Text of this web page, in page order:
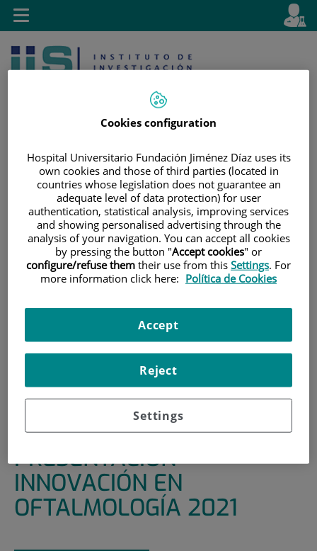
Saltar al contenido
contenido
activo
es
Buscar
Toggle
navigation
INICIO|ÁREAS Y GRUPOS DE INVESTIGACIÓN
INNOVACIÓN EN OFTALMOLOGÍA
|PRESENTACIÓN INNOVACIÓN EN OFTALMOLOGÍA
PRESENTACIÓN
INNOVACIÓN EN
OFTALMOLOGÍA 2021
Cookies configuration
Hospital Universitario Fundación Jiménez Díaz uses its
own cookies and those of third parties (located in
countries whose legislation does not guarantee an
adequate level of data protection) for user
authentication, statistical analysis, improving services
and showing personalised advertising through the
analysis of your navigation. You can accept all cookies
by pressing the button "Accept cookies" or
configure/refuse them their use from this Settings. For
more information click here: Política de Cookies
Settings
Reject
Accept